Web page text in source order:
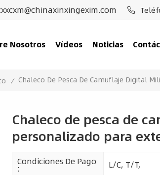
Nosotros Vídeos Noticias
/ Chaleco De Pesca De Camuflaje Digital
Chaleco de pesca de
personalizado para
Condiciones De Pago
:
L/C, T/T,